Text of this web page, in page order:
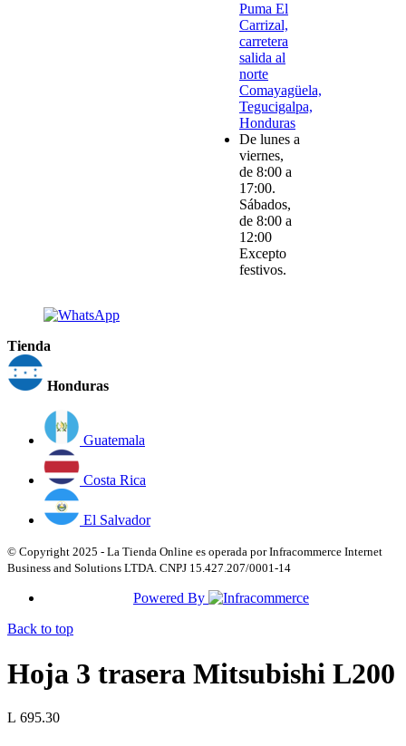
Puma El
Carrizal,
carretera
salida al
norte
Comayagüela,
Tegucigalpa,
Honduras
De lunes a
viernes,
de 8:00 a
17:00.
Sábados,
de 8:00 a
12:00
Excepto
festivos.
Tienda
Honduras
Guatemala
Costa Rica
El Salvador
© Copyright 2025 - La Tienda Online es operada por Infracommerce Internet
Business and Solutions LTDA. CNPJ 15.427.207/0001-14
Powered By
Back to top
Hoja 3 trasera Mitsubishi L200
L 695.30